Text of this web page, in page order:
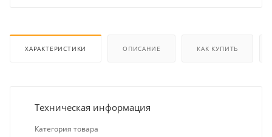
ХАРАКТЕРИСТИКИ ОПИСАНИЕ КАК КУПИТЬ
Техническая информация
Категория товара